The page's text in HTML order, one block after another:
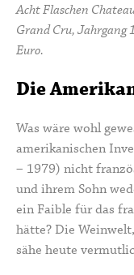
Acht Flaschen
Grand Cru, Jahrgang
Euro.
Die
Was wäre wohl
amerikanischen
– 1979) nicht
und ihrem Sohn
ein Faible für das
hätte? Die
sähe heute